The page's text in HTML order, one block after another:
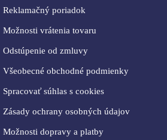
Reklamačný poriadok
Možnosti vrátenia tovaru
Odstúpenie od zmluvy
Všeobecné obchodné podmienky
Spracovať súhlas s cookies
Zásady ochrany osobných údajov
Možnosti dopravy a platby